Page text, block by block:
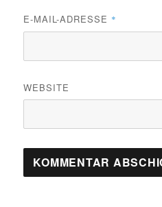
E-MAIL-ADRESSE *
WEBSITE